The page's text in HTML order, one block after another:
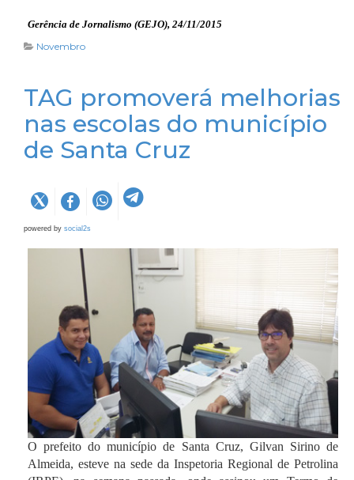
Gerência de Jornalismo (GEJO), 24/11/2015
Novembro
TAG promoverá melhorias
nas escolas do município
de Santa Cruz
powered by social2s
O prefeito do município de Santa Cruz, Gilvan Sirino de
Almeida, esteve na sede da Inspetoria Regional de Petrolina